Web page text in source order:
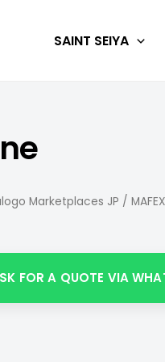
SAINT SEIYA
Marketplaces JP /MAFEX
FOR A QUOTE VIA